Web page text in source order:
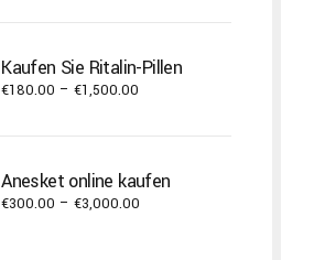
through
€22,000.00
Kaufen Sie Ritalin-Pillen
€180.00 – €1,500.00
€1,500.00
Anesket online kaufen
€300.00 – €3,000.00